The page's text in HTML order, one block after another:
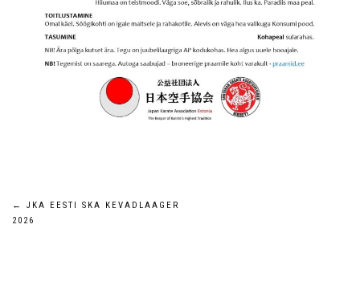
Navigeerimine
←
JKA EESTI SKA KEVADLAAGER
2026